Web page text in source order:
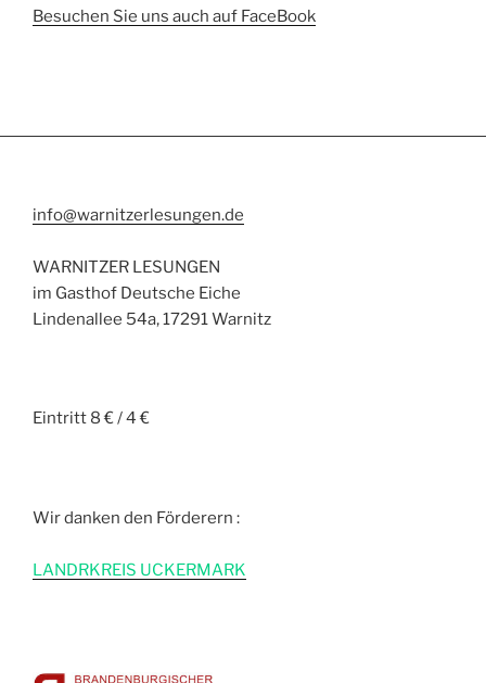
Besuchen Sie uns auch auf FaceBook
info@warnitzerlesungen.de
WARNITZER LESUNGEN
im Gasthof Deutsche Eiche
Lindenallee 54a, 17291 Warnitz
Eintritt 8 € / 4 €
Wir danken den Förderern :
LANDRKREIS UCKERMARK